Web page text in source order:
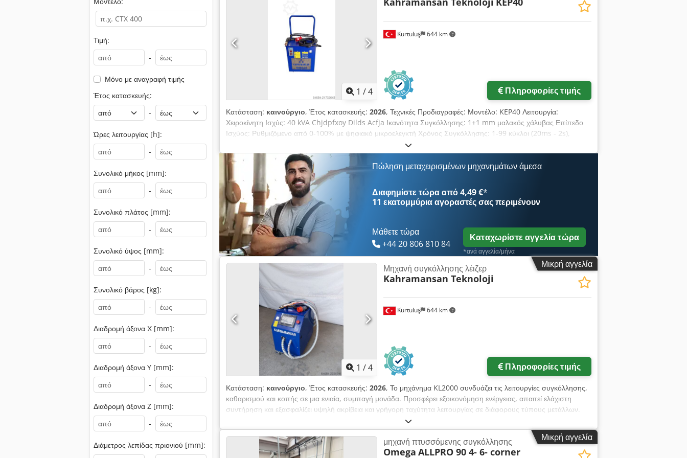
Τιμή:
-
Μόνο με αναγραφή τιμής
Έτος κατασκευής:
-
Ώρες λειτουργίας [h]:
-
Συνολικό μήκος [mm]:
-
Συνολικό πλάτος [mm]:
-
Συνολικό ύψος [mm]:
-
Συνολικό βάρος [kg]:
-
Διαδρομή άξονα Χ [mm]:
-
Διαδρομή άξονα Y [mm]:
-
Διαδρομή άξονα Z [mm]:
-
Διάμετρος λεπίδας πριονιού [mm]:
σύστημα κίνησης με σερβοκινητήρα για τη μεταφορά του πλέγματος • Αυτόματη στοίβαξη των πλεγμάτων
(μέγιστο 50 τεμάχια) • Ταχύτητα λειτουργίας έως και 120 κύκλοι/λεπτό (1 πλέγμα σε 30 δευτερόλεπτα – ανάλογα
με τις διαστάσεις του πλέγματος)
1 /4
Kurtuluş 644 km
Πληροφορίες τιμής
Κατάσταση: καινούργιο, Έτος κατασκευής: 2026, Τεχνικές Προδιαγραφές: Μοντέλο: KEP40 Λειτουργία:
Χειροκίνητη Ισχύς: 40 kVA Chjdpfxoy Dilds Acfja Ικανότητα Συγκόλλησης: 1+1 mm μαλακός χάλυβας Επίπεδο
Ισχύος: Ρυθμιζόμενο από 0-100% με ψηφιακό μικροελεγκτή Χρόνος Συγκόλλησης: 1-99 κύκλοι (20ms - 2s),
ρυθμιζόμενο με ψηφιακό μικροελεγκτή Τάση Εισόδου: 380V/50Hz Ασφάλεια Προστασίας: 63A Μήκος Εύκαμπτου
Καλωδίου Βραχίονα Πιστολιού: 250cm Μήκος Εύκαμπτου Καλωδίου Πλαισίου: 100cm Καλώδιο Τροφοδοσίας:
3m Κλάση Προστασίας: IP21 Διαστάσεις (Π/Μ/Υ): 530mm x 430mm x 610mm Βάρος: 116kg
Πώληση μεταχειρισμένων μηχανημάτων άμεσα
Διαφημίστε τώρα από 4,49 €*
11 εκατομμύρια αγοραστέςσας περιμένουν
Μάθετε τώρα
+44 20 806 810 84
Καταχωρίστε αγγελία τώρα
*ανά αγγελία/μήνα
Μικρή αγγελία
1 /4
Kurtuluş 644 km
Μηχανή συγκόλλησης λέιζερ
Kahramansan Teknoloji
Πληροφορίες τιμής
Κατάσταση: καινούργιο, Έτος κατασκευής: 2026, Το μηχάνημα KL2000 συνδυάζει τις λειτουργίες συγκόλλησης,
καθαρισμού και κοπής σε μια ενιαία, συμπαγή μονάδα. Προσφέρει εξοικονόμηση ενέργειας, απαιτεί ελάχιστη
συντήρηση και εξασφαλίζει υψηλή ακρίβεια και γρήγορη ταχύτητα λειτουργίας σε διάφορους τύπους μετάλλων.
Τεχνικά Χαρακτηριστικά: Chedozmtmhopfx Acfea Πηγή λέιζερ: 2kW Τύπος λέιζερ: Λέιζερ ινών (Raycus) Μήκος
κύματος λέιζερ: 1080 nm Ρύθμιση ισχύος: 10 - 100% Σταθερότητα της ισχύος εξόδου: < 3% Κεντρική απόσταση
εστίασης: 150 mm Ρυθμιζόμενη αξονική εκκεντρότητα (ραφή συγκόλλησης): 0,1 - 5 mm Σύστημα ψύξης λέιζερ:
Ενσωματωμένο σύστημα ψύξης με νερό Τροφοδοσία ρεύματος: 220V 50Hz Ισχύς μηχανήματος: ≤ 9,5kW
Μικρή αγγελία
μηχανή πτυσσόμενης συγκόλλησης
Omega ALLPRO 90 4- 6- corner